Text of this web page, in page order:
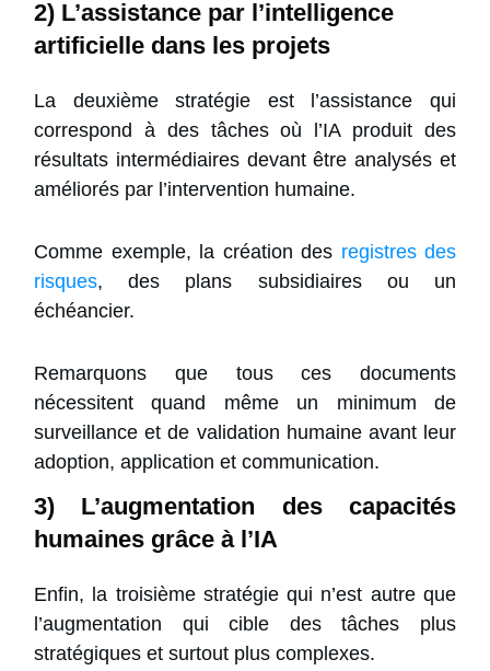
2) L’assistance par l’intelligence
artificielle dans les projets
La deuxième stratégie est l’assistance qui
correspond à des tâches où l’IA produit des
résultats intermédiaires devant être analysés et
améliorés par l’intervention humaine.
Comme exemple, la création des registres des
risques, des plans subsidiaires ou un
échéancier.
Remarquons que tous ces documents
nécessitent quand même un minimum de
surveillance et de validation humaine avant leur
adoption, application et communication.
3) L’augmentation des capacités
humaines grâce à l’IA
Enfin, la troisième stratégie qui n’est autre que
l’augmentation qui cible des tâches plus
stratégiques et surtout plus complexes.